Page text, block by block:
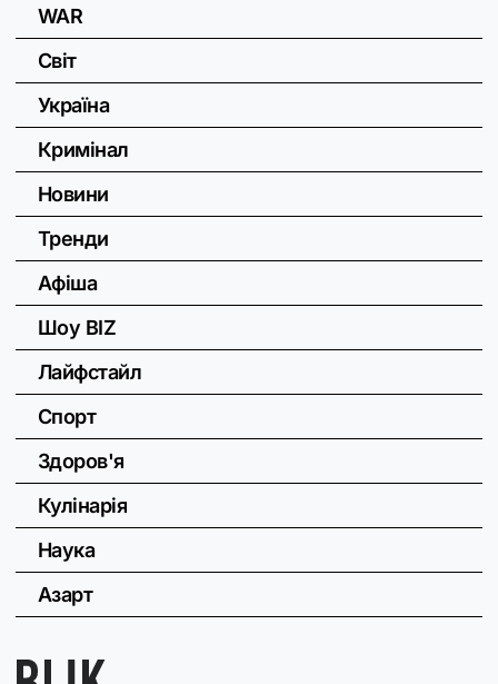
WAR
Світ
Україна
Кримінал
Новини
Тренди
Афіша
Шоу BIZ
Лайфстайл
Спорт
Здоров'я
Кулінарія
Наука
Азарт